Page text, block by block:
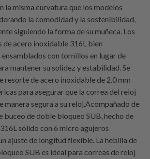
la misma curvatura que los modelos
la comodidad y la sostenibilidad,
siguiendo la forma de su muñeca. Los
de acero inoxidable 316L bien
con tornillos en lugar de
mantener su solidez y estabilidad. Se
resorte de acero inoxidable de 2.0 mm
para asegurar que la correa del reloj
manera segura a su reloj.Acompañado de
buceo de doble bloqueo SUB, hecho de
sólido con 6 micro agujeros
ajuste de longitud flexible. La hebilla de
SUB es ideal para correas de reloj